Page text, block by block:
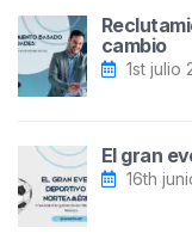
cambio
1st julio
El gran
16th